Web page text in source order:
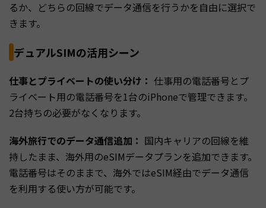
るか、どちらの回線でデータ通信を行うかを自由に選択で
きます。
デュアルSIMの活用シーン
仕事とプライベートの使い分け： 仕事用の電話番号とプ
ライベート用の電話番号を1台のiPhoneで管理できます。
2台持ちの必要がなくなります。
海外旅行でのデータ通信追加： 国内キャリアの回線を維
持したまま、海外用のeSIMデータプランを追加できます。
電話番号はそのままで、海外ではeSIM経由でデータ通信
を利用する使い方が可能です。